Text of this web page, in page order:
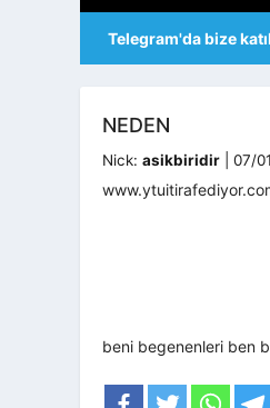
Telegram'da bize
NEDEN
Nick: asikbiridir 07/
beni begenenleri ben